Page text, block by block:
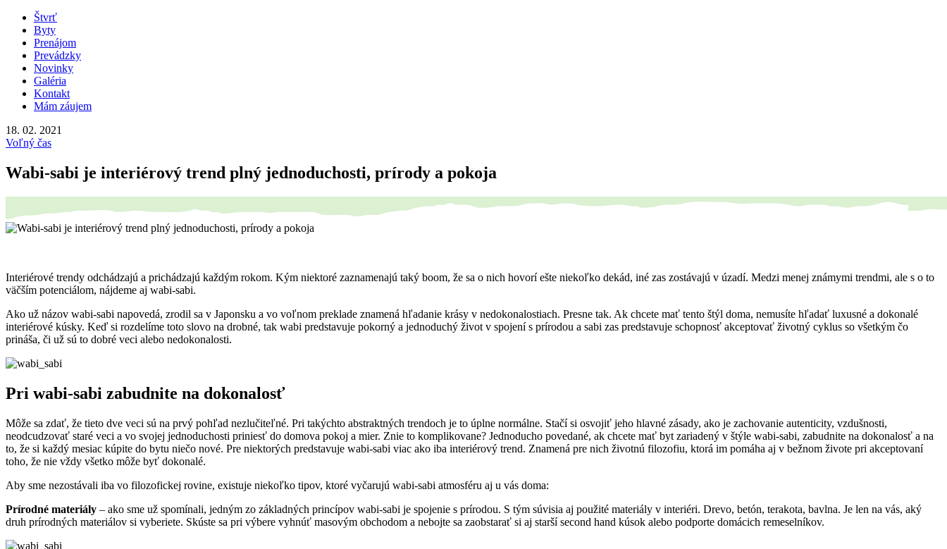
Štvrť
Byty
Prenájom
Prevádzky
Novinky
Galéria
Kontakt
Mám záujem
18. 02. 2021
Voľný čas
Wabi-sabi je interiérový trend plný jednoduchosti, prírody a pokoja
Interiérové trendy odchádzajú a prichádzajú každým rokom. Kým niektoré zaznamenajú taký boom, že sa o nich hovorí ešte niekoľko dekád, iné zas zostávajú v úzadí. Medzi menej známymi trendmi, ale s o to
väčším potenciálom, nájdeme aj wabi-sabi.
Ako už názov wabi-sabi napovedá, zrodil sa v Japonsku a vo voľnom preklade znamená hľadanie krásy v nedokonalostiach. Presne tak. Ak chcete mať tento štýl doma, nemusíte hľadať luxusné a dokonalé
interiérové kúsky. Keď si rozdelíme toto slovo na drobné, tak wabi predstavuje pokorný a jednoduchý život v spojení s prírodou a sabi zas predstavuje schopnosť akceptovať životný cyklus so všetkým čo
prináša, či už sú to dobré veci alebo nedokonalosti.
Pri wabi-sabi zabudnite na dokonalosť
Môže sa zdať, že tieto dve veci sú na prvý pohľad nezlučiteľné. Pri takýchto abstraktných trendoch je to úplne normálne. Stačí si osvojiť jeho hlavné zásady, ako je zachovanie autenticity, vzdušnosti,
neodcudzovať staré veci a vo svojej jednoduchosti priniesť do domova pokoj a mier. Znie to komplikovane? Jednoducho povedané, ak chcete mať byt zariadený v štýle wabi-sabi, zabudnite na dokonalosť a na
to, že si každý mesiac kúpite do bytu niečo nové. Pre niektorých predstavuje wabi-sabi viac ako iba interiérový trend. Znamená pre nich životnú filozofiu, ktorá im pomáha aj v bežnom živote pri akceptovaní
toho, že nie vždy všetko môže byť dokonalé.
Aby sme nezostávali iba vo filozofickej rovine, existuje niekoľko tipov, ktoré vyčarujú wabi-sabi atmosféru aj u vás doma:
Prírodné materiály – ako sme už spomínali, jedným zo základných princípov wabi-sabi je spojenie s prírodou. S tým súvisia aj použité materiály v interiéri. Drevo, betón, terakota, bavlna. Je len na vás, aký
druh prírodných materiálov si vyberiete. Skúste sa pri výbere vyhnúť masovým obchodom a nebojte sa zaobstarať si aj starší second hand kúsok alebo podporte domácich remeselníkov.